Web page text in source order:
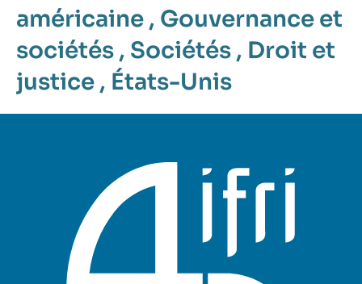
américaine , Gouvernance et
sociétés , Sociétés , Droit et
justice , États-Unis